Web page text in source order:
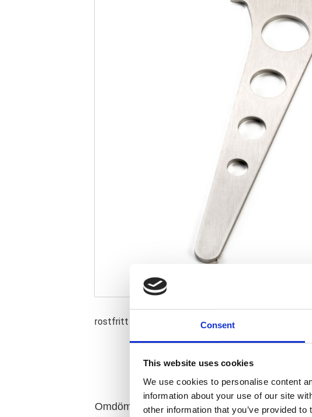
Consent
This website uses cookies
We use cookies to personalise content
information about your use of our site
other information that you’ve provided
rostfritt stål; för minitrummans broms; rå; utan
Omdömen